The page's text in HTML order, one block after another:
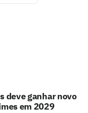
deve ganhar novo
em 2029